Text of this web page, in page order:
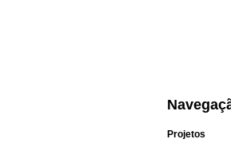
Projetos